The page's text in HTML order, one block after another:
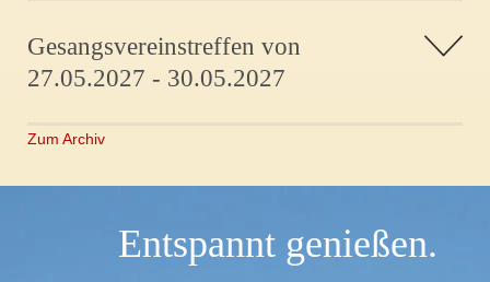
Gesangsvereinstreffen von
27.05.2027 - 30.05.2027
Zum Archiv
Entspannt genießen.